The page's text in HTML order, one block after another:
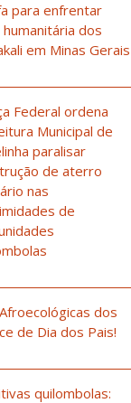
para enfrentar
dos
em Minas Gerais
Federal ordena
Municipal de
paralisar
de aterro
nas
de
dos
de Dia dos Pais!
quilombolas: